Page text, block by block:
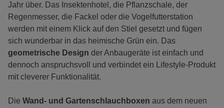
Jahr über. Das Insektenhotel, die Pflanzschale, der
Regenmesser, die Fackel oder die Vogelfutterstation
werden mit einem Klick auf den Stiel gesetzt und fügen
sich wunderbar in das heimische Grün ein. Das
geometrische Design der Anbaugeräte ist einfach und
dennoch anspruchsvoll und verbindet ein Lifestyle-Produkt
mit cleverer Funktionalität.
Die Wand- und Gartenschlauchboxen aus dem neuen